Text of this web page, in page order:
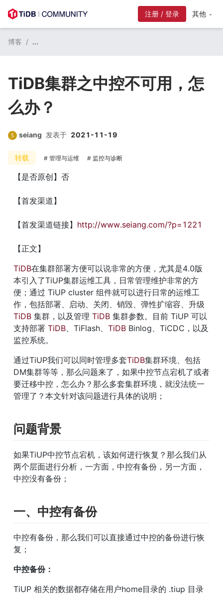
注册 / 登录 其他
博客 / ...
TiDB集群之中控不可用，怎
么办？
seiang 发表于 2021-11-19
转载 管理与运维 监控与诊断
【是否原创】否
【首发渠道】
【首发渠道链接】 http://www.seiang.com/?p=1221
【正文】
TiDB在集群部署方便可以说非常的方便，尤其是4.0版
本引入了TiUP集群运维工具，日常管理维护非常的方
便；通过 TiUP cluster 组件就可以进行日常的运维工
作，包括部署、启动、关闭、销毁、弹性扩缩容、升级
TiDB 集群，以及管理 TiDB 集群参数。目前 TiUP 可以
支持部署 TiDB、TiFlash、 TiDB Binlog、TiCDC，以及
监控系统。
通过TiUP我们可以同时管理多套TiDB集群环境、包括
DM集群等等，那么问题来了，如果中控节点宕机了或者
要迁移中控，怎么办？那么多套集群环境，就没法统一
管理了？本文针对该问题进行具体的说明；
问题背景
如果TiUP中控节点宕机，该如何进行恢复？那么我们从
两个层面进行分析，一方面，中控有备份，另一方面，
中控没有备份；
一、中控有备份
中控有备份，那么我们可以直接通过中控的备份进行恢
复；
中控备份：
TiUP 相关的数据都存储在用户home目录的 .tiup 目录